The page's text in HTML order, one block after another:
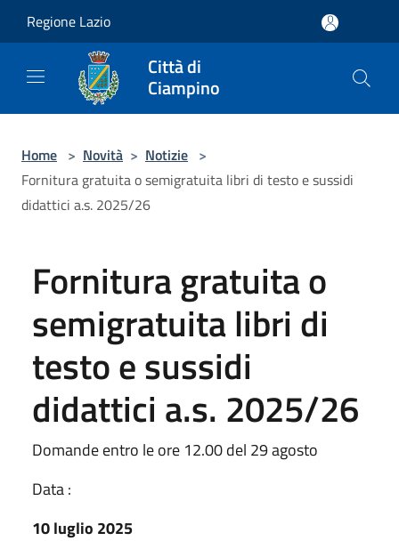
Regione Lazio
Città di
Ciampino
Home > Novità > Notizie >
Fornitura gratuita o semigratuita libri di testo e sussidi
didattici a.s. 2025/26
Fornitura gratuita o
semigratuita libri di
testo e sussidi
didattici a.s. 2025/26
Domande entro le ore 12.00 del 29 agosto
Data :
10 luglio 2025